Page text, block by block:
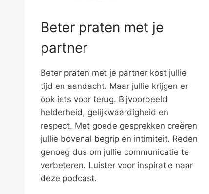
Beter praten met je
partner
Beter praten met je partner kost jullie
tijd en aandacht. Maar jullie krijgen er
ook iets voor terug. Bijvoorbeeld
helderheid, gelijkwaardigheid en
respect. Met goede gesprekken creëren
jullie bovenal begrip en intimiteit. Reden
genoeg dus om jullie communicatie te
verbeteren. Luister voor inspiratie naar
deze podcast.